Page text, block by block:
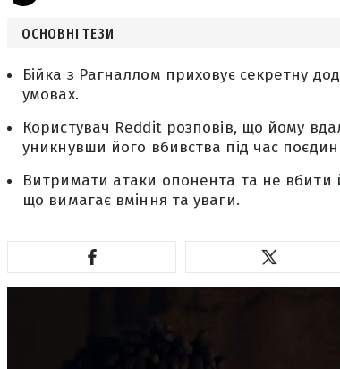
ОСНОВНІ ТЕЗИ
Бійка з Рагналлом приховує секретну
умовах.
Користувач Reddit розповів, що йому
уникнувши його вбивства під час
Витримати атаки опонента та не вбити
що вимагає вміння та уваги.